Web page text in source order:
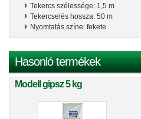
Tekercs szélessége: 1,5 m
Tekercselés hossza: 50 m
Nyomtatás színe: fekete
Hasonló termékek
Modell gipsz 5 kg